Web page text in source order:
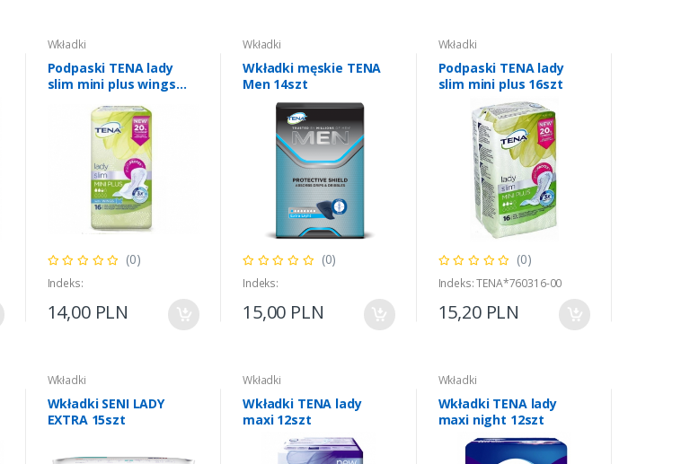
Wkładki
Podpaski TENA lady
slim mini plus wings
(0)
Indeks:
14,00 PLN
Wkładki
Wkładki męskie TENA
Men 14szt
(0)
Indeks:
15,00 PLN
Wkładki
Podpaski TENA lady
slim mini plus 16szt
(0)
Indeks: TENA*760316-00
15,20 PLN
Wkładki
Wkładki SENI LADY
EXTRA 15szt
Wkładki
Wkładki TENA lady
maxi 12szt
Wkładki
Wkładki TENA lady
maxi night 12szt